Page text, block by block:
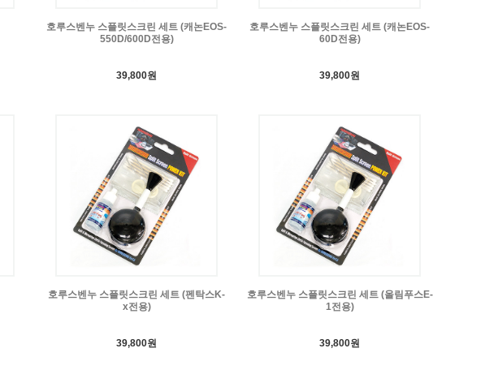
호루스벤누 스플릿스크린 세트 (캐논EOS-
550D/600D전용)
39,800원
호루스벤누 스플릿스크린 세트 (캐논EOS-
60D전용)
39,800원
호루스벤누 스플릿스크린 세트 (펜탁스K-
x전용)
39,800원
호루스벤누 스플릿스크린 세트 (올림푸스E-
1전용)
39,800원